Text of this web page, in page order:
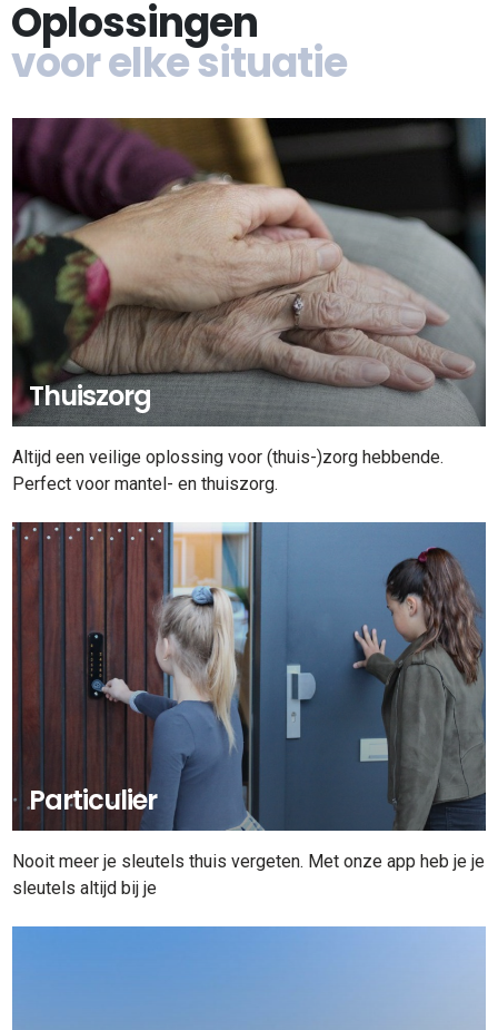
Oplossingen
voor elke situatie
Thuiszorg
Altijd een veilige oplossing voor (thuis-)zorg hebbende.
Perfect voor mantel- en thuiszorg.
Particulier
Nooit meer je sleutels thuis vergeten. Met onze app heb je je
sleutels altijd bij je